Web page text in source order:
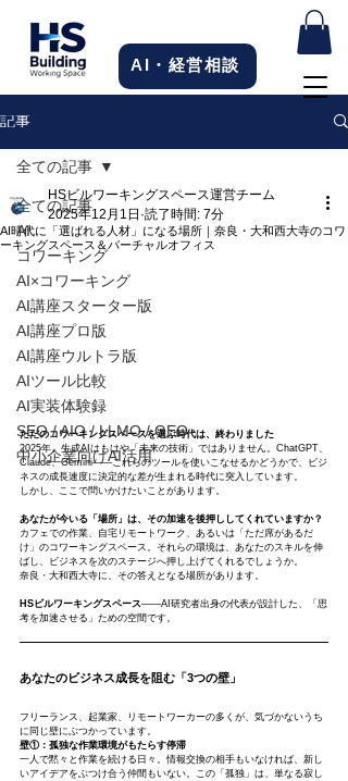
AI・経営相談
記事
全ての記事
AI
コワーキング
AI×コワーキング
AI講座スターター版
AI講座プロ版
AI講座ウルトラ版
AIツール比較
AI実装体験録
SEO / AIO / LLMO / GEO
中小企業向けAI活用
全ての記事
AI時代に「選ばれる人材」になる場所｜奈良・大和西大寺のコワ
ーキングスペース＆バーチャルオフィス
HSビルワーキングスペース運営チーム
2025年12月1日 読了時間: 7分
ただのコワーキングスペースを選ぶ時代は、終わりました
2025年、生成AIはもはや「未来の技術」ではありません。ChatGPT、
Claude、Gemini——これらのツールを使いこなせるかどうかで、ビジ
ネスの成長速度に決定的な差が生まれる時代に突入しています。
しかし、ここで問いかけたいことがあります。
あなたが今いる「場所」は、その加速を後押ししてくれていますか？
カフェでの作業、自宅リモートワーク、あるいは「ただ席があるだ
け」のコワーキングスペース。それらの環境は、あなたのスキルを伸
ばし、ビジネスを次のステージへ押し上げてくれるでしょうか。
奈良・大和西大寺に、その答えとなる場所があります。
HSビルワーキングスペース——AI研究者出身の代表が設計した、「思
考を加速させる」ための空間です。
あなたのビジネス成長を阻む「3つの壁」
フリーランス、起業家、リモートワーカーの多くが、気づかないうち
に同じ壁にぶつかっています。
壁①：孤独な作業環境がもたらす停滞
一人で黙々と作業を続ける日々。情報交換の相手もいなければ、新し
いアイデアをぶつけ合う仲間もいない。この「孤独」は、単なる寂し